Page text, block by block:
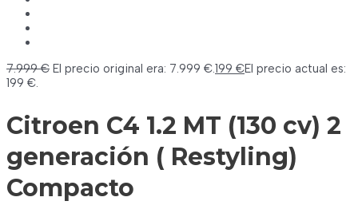
7.999€ El precio original era: 7.999 €.199 €El precio actual es:
199 €.
Citroen C4 1.2 MT (130 cv) 2
generación ( Restyling)
Compacto